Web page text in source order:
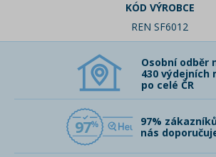
KÓD VÝROBCE
REN SF6012
Osobní odběr
430 výdejních
po celé ČR
97
97% zákazníků
nás